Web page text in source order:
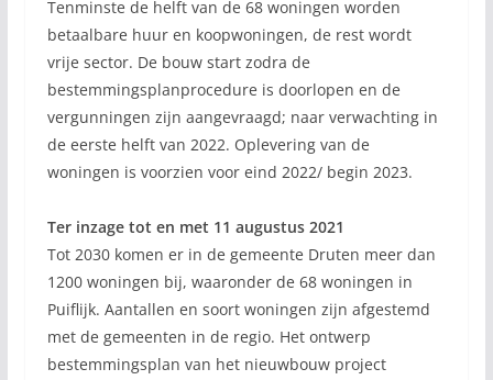
Tenminste de helft van de 68 woningen worden
betaalbare huur en koopwoningen, de rest wordt
vrije sector. De bouw start zodra de
bestemmingsplanprocedure is doorlopen en de
vergunningen zijn aangevraagd; naar verwachting in
de eerste helft van 2022. Oplevering van de
woningen is voorzien voor eind 2022/ begin 2023.
Ter inzage tot en met 11 augustus 2021
Tot 2030 komen er in de gemeente Druten meer dan
1200 woningen bij, waaronder de 68 woningen in
Puiflijk. Aantallen en soort woningen zijn afgestemd
met de gemeenten in de regio. Het ontwerp
bestemmingsplan van het nieuwbouw project